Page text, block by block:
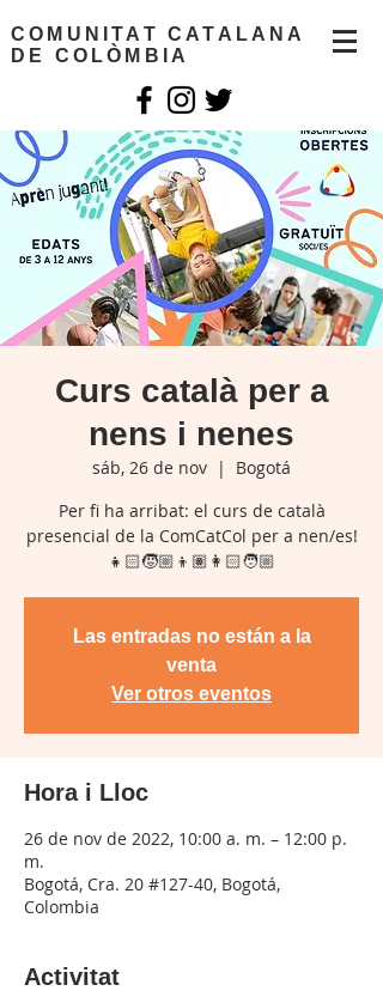
COMUNITAT CATALANA
DE COLÒMBIA
Curs català per a
nens i nenes
sáb, 26 de nov
  |
Bogotá
Per fi ha arribat: el curs de català
presencial de la ComCatCol per a nen/es!
👧🏻🧒🏼👦🏽👩🏻🧑🏼
Las entradas no están a la
venta
Ver otros eventos
Hora i Lloc
26 de nov de 2022, 10:00 a. m. – 12:00 p.
m.
Bogotá, Cra. 20 #127-40, Bogotá,
Colombia
Activitat